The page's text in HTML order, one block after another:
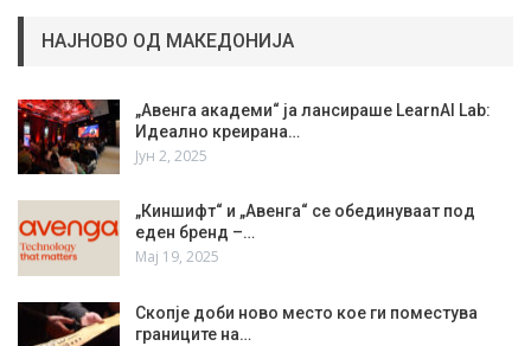
НАЈНОВО ОД МАКЕДОНИЈА
„Авенга академи“ ја лансираше LearnAI Lab:
Идеално креирана…
Јун 2, 2025
„Киншифт“ и „Авенга“ се обединуваат под
еден бренд –…
Мај 19, 2025
Скопје доби ново место кое ги поместува
границите на…